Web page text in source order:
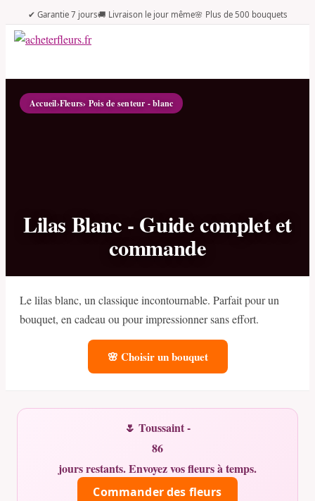
✔ Garantie 7 jours🚚 Livraison le jour même🌸 Plus de 500 bouquets
Accueil›Fleurs› Pois de senteur - blanc
Lilas Blanc - Guide complet et
commande
Le lilas blanc, un classique incontournable. Parfait pour un
bouquet, en cadeau ou pour impressionner sans effort.
🌸 Choisir un bouquet
🌷 Toussaint -
86
jours restants. Envoyez vos fleurs à temps.
Commander des fleurs